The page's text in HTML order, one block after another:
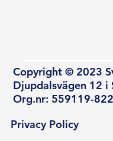
Copyright © 2023
Djupdalsvägen 12 i
Org.nr: 559119-
Privacy Policy